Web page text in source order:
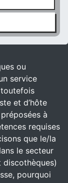
ou
service
toutefois
et d’hôte
à
requises
que le/la
le secteur
discothèques)
pourquoi